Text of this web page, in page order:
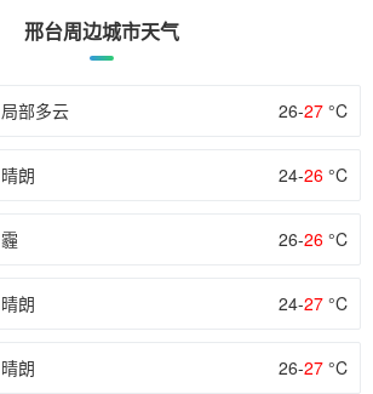
邢台周边城市天气
局部多云 26-27 °C
晴朗 24-26 °C
霾 26-26 °C
晴朗 24-27 °C
晴朗 26-27 °C